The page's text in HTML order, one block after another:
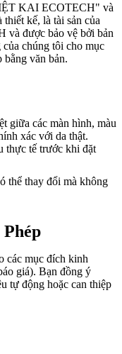
KAI ECOTECH" và
kế, là tài sản của
được bảo vệ bởi bản
chúng tôi cho mục
bằng văn bản.
giữa các màn hình, màu
xác với da thật.
thực tế trước khi đặt
thể thay đổi mà không
các mục đích kinh
giá). Bạn đồng ý
tự động hoặc can thiệp